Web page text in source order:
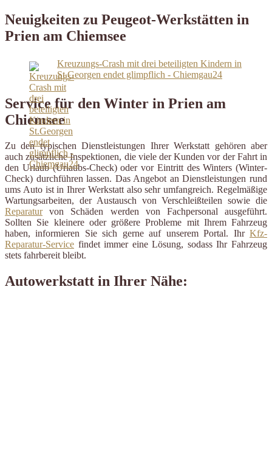
Neuigkeiten zu Peugeot-Werkstätten in
Prien am Chiemsee
Kreuzungs-Crash mit drei beteiligten Kindern in
St.Georgen endet glimpflich - Chiemgau24
Service für den Winter in Prien am
Chiemsee
Zu den typischen Dienstleistungen Ihrer Werkstatt gehören aber
auch zusätzliche Inspektionen, die viele der Kunden vor der Fahrt in
den Urlaub (Urlaubs-Check) oder vor Eintritt des Winters (Winter-
Check) durchführen lassen. Das Angebot an Dienstleistungen rund
ums Auto ist in Ihrer Werkstatt also sehr umfangreich. Regelmäßige
Wartungsarbeiten, der Austausch von Verschleißteilen sowie die
Reparaturvon Schäden werden von Fachpersonal ausgeführt.
Sollten Sie kleinere oder größere Probleme mit Ihrem Fahrzeug
haben, informieren Sie sich gerne auf unserem Portal. Ihr Kfz-
Reparatur-Service findet immer eine Lösung, sodass Ihr Fahrzeug
stets fahrbereit bleibt.
Autowerkstatt in Ihrer Nähe: